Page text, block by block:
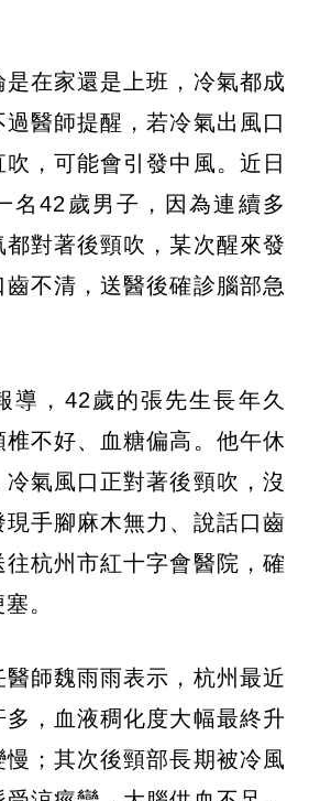
在家還是上班，冷氣都成
醫師提醒，若冷氣出風口
，可能會引發中風。近日
名42歲男子，因為連續多
對著後頸吹，某次醒來發
不清，送醫後確診腦部急
導，42歲的張先生長年久
不好、血糖偏高。他午休
氣風口正對著後頸吹，沒
手腳麻木無力、說話口齒
杭州市紅十字會醫院，確
。
醫師魏雨雨表示，杭州最近
，血液稠化度大幅最終升
；其次後頸部長期被冷風